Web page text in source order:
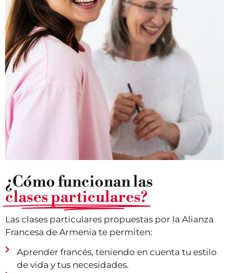
¿Cómo funcionan las
clases particulares?
Las clases particulares propuestas por la Alianza
Francesa de Armenia te permiten:
Aprender francés, teniendo en cuenta tu estilo
de vida y tus necesidades.